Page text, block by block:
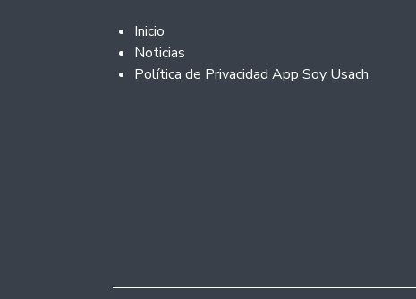
Footer 2
Inicio
Noticias
Política de Privacidad App Soy Usach